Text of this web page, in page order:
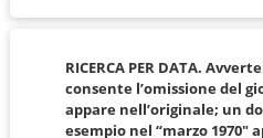
RICERCA PER DATA.
consente l’omissione del
appare nell’originale; un
esempio nel “marzo 1970″